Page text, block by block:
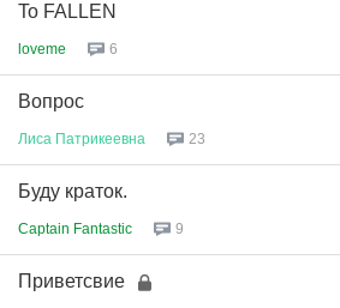
To FALLEN
loveme 6
Вопрос
Лиса Патрикеевна 23
Буду краток.
Captain Fantastic 9
Приветсвие